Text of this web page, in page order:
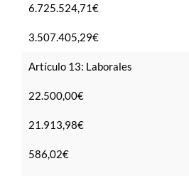
6.725.524,71€
3.507.405,29€
Artículo 13: Laborales
22.500,00€
21.913,98€
586,02€